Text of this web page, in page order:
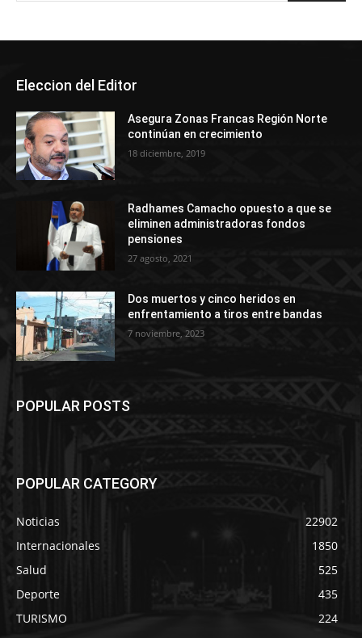
Eleccion del Editor
Asegura Zonas Francas Región Norte
continúan en crecimiento
18 diciembre, 2019
Radhames Camacho opuesto a que se
eliminen administradoras fondos
pensiones
27 agosto, 2021
Dos muertos y cinco heridos en
enfrentamiento a tiros entre bandas
7 noviembre, 2023
POPULAR POSTS
POPULAR CATEGORY
Noticias
22902
Internacionales
1850
Salud
525
Deporte
435
TURISMO
224